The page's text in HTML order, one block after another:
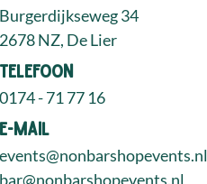
Burgerdijkseweg 34
2678 NZ, De Lier
Telefoon
0174 - 71 77 16
E-mail
events@nonbarshopevents.nl
bar@nonbarshopevents.nl